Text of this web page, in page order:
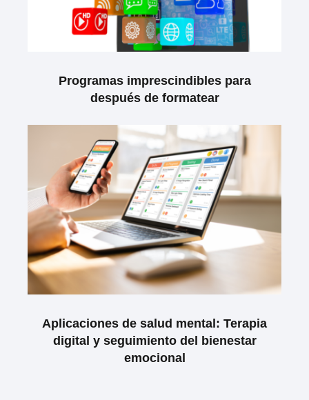
Programas imprescindibles para
después de formatear
Aplicaciones de salud mental: Terapia
digital y seguimiento del bienestar
emocional